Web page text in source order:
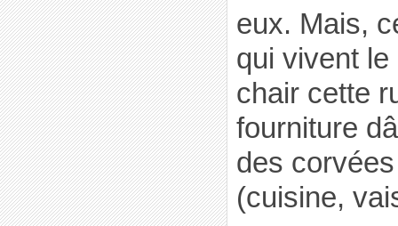
eux. Mais,
qui vivent
chair cette
fourniture
des
(cuisine,